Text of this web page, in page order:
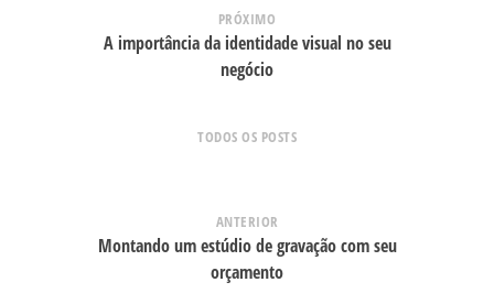
PRÓXIMO
A importância da identidade visual no seu
negócio
TODOS OS POSTS
ANTERIOR
Montando um estúdio de gravação com seu
orçamento